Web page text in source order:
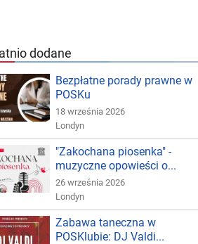
dodane
Bezpłatne porady prawne w
POSKu
18 września 2026
Londyn
"Zakochana piosenka" -
muzyczne opowieści o...
26 września 2026
Londyn
Zabawa taneczna w
POSKlubie: DJ Valdi...